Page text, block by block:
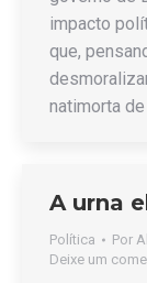
impacto
que,
natimorta
A urna
Política Por
Deixe um